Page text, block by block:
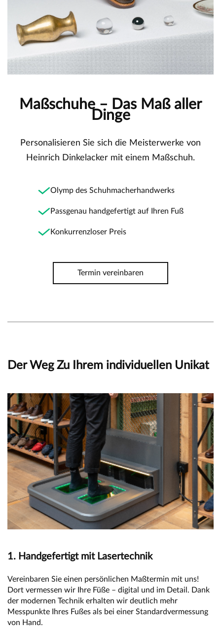
Maßschuhe – Das Maß aller
Dinge
Personalisieren Sie sich die Meisterwerke von
Heinrich Dinkelacker mit einem Maßschuh.
Olymp des Schuhmacherhandwerks
Passgenau handgefertigt auf Ihren Fuß
Konkurrenzloser Preis
Termin vereinbaren
Der Weg Zu Ihrem individuellen Unikat
1. Handgefertigt mit Lasertechnik
Vereinbaren Sie einen persönlichen Maßtermin mit uns!
Dort vermessen wir Ihre Füße – digital und im Detail. Dank
der modernen Technik erhalten wir deutlich mehr
Messpunkte Ihres Fußes als bei einer Standardvermessung
von Hand.